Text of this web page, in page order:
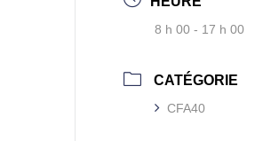
8 h 00 - 17 h 00
CATÉGORIE
CFA40